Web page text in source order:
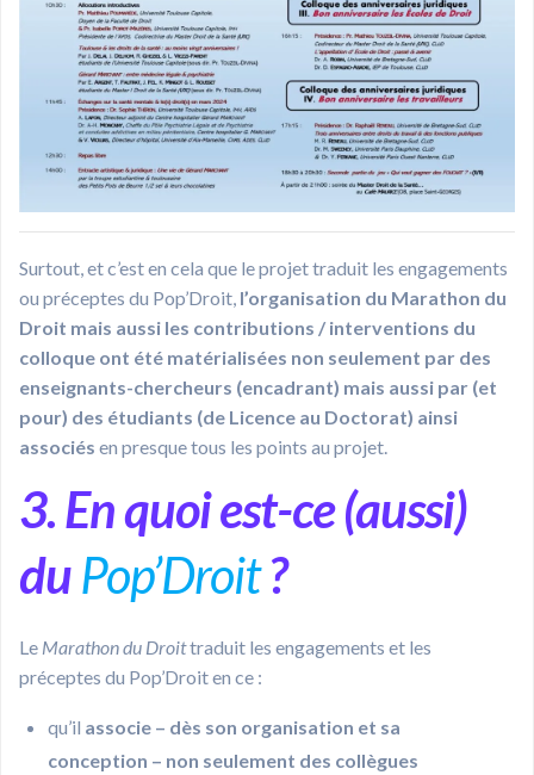
Surtout, et c’est en cela que le projet traduit les engagements
ou préceptes du Pop’Droit, l’organisation du Marathon du
Droit mais aussi les contributions / interventions du
colloque ont été matérialisées non seulement par des
enseignants-chercheurs (encadrant) mais aussi par (et
pour) des étudiants (de Licence au Doctorat) ainsi
associés en presque tous les points au projet.
3. En quoi est-ce (aussi)
duPop’Droit?
Le Marathon du Droittraduit les engagements et les
préceptes du Pop’Droit en ce :
qu’il associe – dès son organisation et sa
conception – non seulement des collègues